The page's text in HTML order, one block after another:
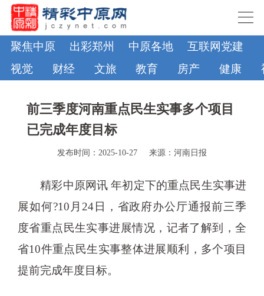
聚焦中原 出彩郑州 中原各地 互联网党建
视觉
财经 文旅 教育 房产 健康
前三季度河南重点民生实事多个项目
已完成年度目标
发布时间：2025-10-27 来源：河南日报
精彩中原网讯 年初定下的重点民生实事进
展如何?10月24日，省政府办公厅通报前三季
度省重点民生实事进展情况，记者了解到，全
省10件重点民生实事整体进展顺利，多个项目
提前完成年度目标。